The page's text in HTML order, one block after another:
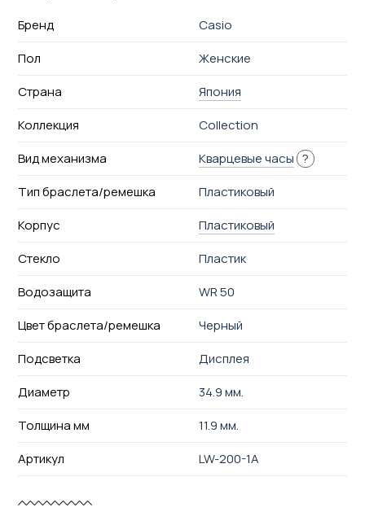
Бренд
Casio
Пол
Женские
Страна
Япония
Коллекция
Collection
Вид механизма
Кварцевые часы ?
Тип браслета/ремешка
Пластиковый
Корпус
Пластиковый
Стекло
Пластик
Водозащита
WR 50
Цвет браслета/ремешка
Черный
Подсветка
Дисплея
Диаметр
34.9 мм.
Толщина мм
11.9 мм.
Артикул
LW-200-1A